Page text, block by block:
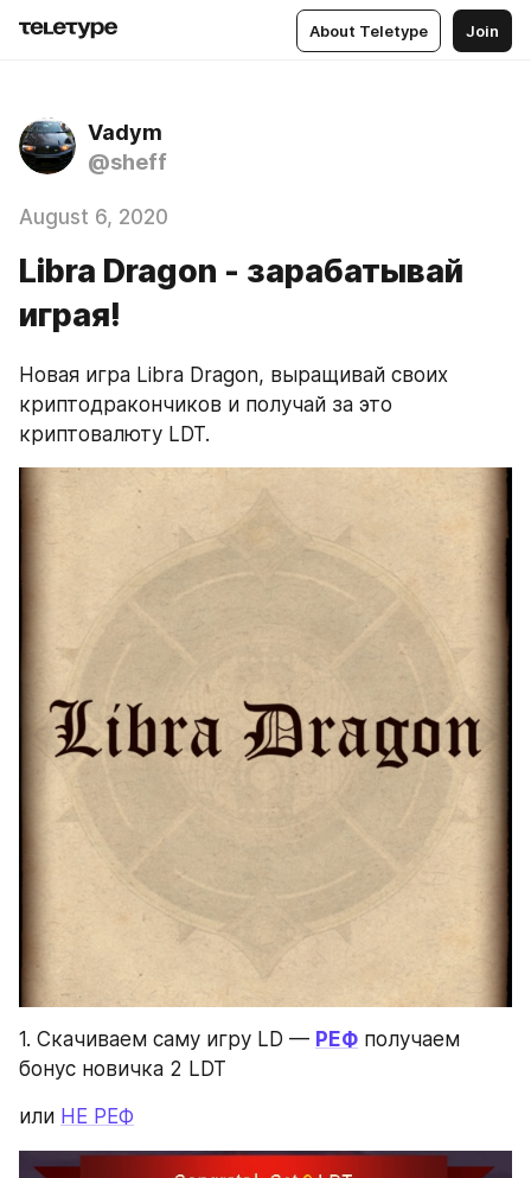
About Teletype Join
Vadym
@sheff
August 6, 2020
Libra Dragon - зарабатывай
играя!
Новая игра Libra Dragon, выращивай своих
криптодракончиков и получай за это
криптовалюту LDT.
1. Скачиваем саму игру LD — РЕФ получаем
бонус новичка 2 LDT
или НЕ РЕФ